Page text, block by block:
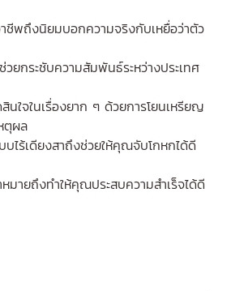
พถึงนิยมบอกความจริงกับเหยื่อว่าตัว
ยกระชับความสัมพันธ์ระหว่างประเทศ
ใจในเรื่องยาก ๆ ด้วยการโยนเหรียญ
ตุผล
ไร้เดียงสาถึงช่วยให้คุณจับโกหกได้ดี
มายถึงทำให้คุณประสบความสำเร็จได้ดี